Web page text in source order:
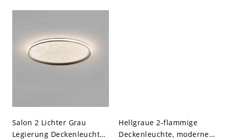
Salon 2 Lichter Grau
Legierung Deckenleuchte
Hellgraue 2-flammige
Deckenleuchte, moderner